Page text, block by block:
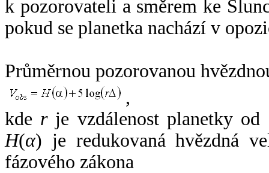
k pozorovateli a směrem ke
pokud se planetka nachází v
Průměrnou pozorovanou
,
kde rje vzdálenost planetky od
H(α) je redukovaná hvězdná
fázového zákona